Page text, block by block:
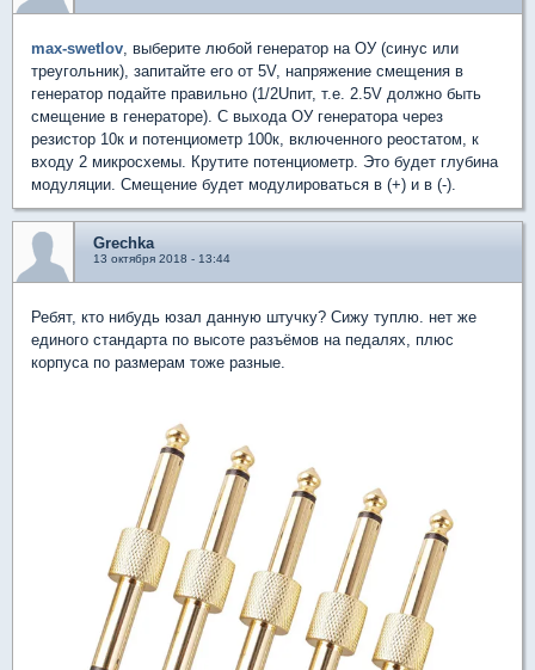
max-swetlov , выберите любой генератор на ОУ (синус или
треугольник), запитайте его от 5V, напряжение смещения в
генератор подайте правильно (1/2Uпит, т.е. 2.5V должно быть
смещение в генераторе). С выхода ОУ генератора через
резистор 10к и потенциометр 100к, включенного реостатом, к
входу 2 микросхемы. Крутите потенциометр. Это будет глубина
модуляции. Смещение будет модулироваться в (+) и в (-).
Grechka
13 октября 2018 - 13:44
Ребят, кто нибудь юзал данную штучку? Сижу туплю. нет же
единого стандарта по высоте разъёмов на педалях, плюс
корпуса по размерам тоже разные.